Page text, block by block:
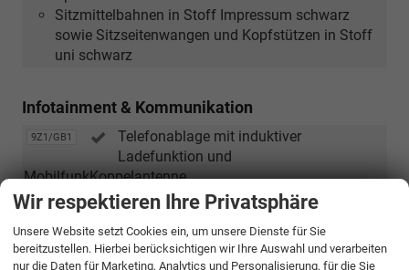
mit
Safelock
und
Sitzmittelbahnen in Stoff Impressum schwarz
sowie Sitzseitenwangen und Kopfstützen in Stoff
uni schwarz
Infotainment & Kommunikation
9Z1/GB1
Telefonablage mit induktiver
Ladefunktion und
MobilfunkKoppelantenne
Sicherheit & Assistenz
4K6/7AL
Komfortschlüssel mit Safelock und
Wir respektieren Ihre Privatsphäre
Unsere Website setzt Cookies ein, um unsere Dienste für Sie
bereitzustellen. Hierbei berücksichtigen wir Ihre Auswahl und verarbeiten
nur die Daten für Marketing, Analytics und Personalisierung, für die Sie